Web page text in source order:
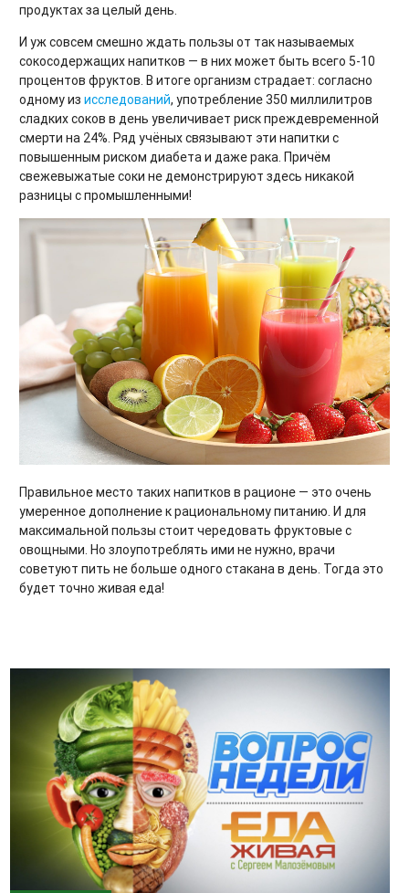
продуктах за целый день.
И уж совсем смешно ждать пользы от так называемых
сокосодержащих напитков — в них может быть всего 5-10
процентов фруктов. В итоге организм страдает: согласно
одному из исследований, употребление 350 миллилитров
сладких соков в день увеличивает риск преждевременной
смерти на 24%. Ряд учёных связывают эти напитки с
повышенным риском диабета и даже рака. Причём
свежевыжатые соки не демонстрируют здесь никакой
разницы с промышленными!
Правильное место таких напитков в рационе — это очень
умеренное дополнение к рациональному питанию. И для
максимальной пользы стоит чередовать фруктовые с
овощными. Но злоупотреблять ими не нужно, врачи
советуют пить не больше одного стакана в день. Тогда это
будет точно живая еда!